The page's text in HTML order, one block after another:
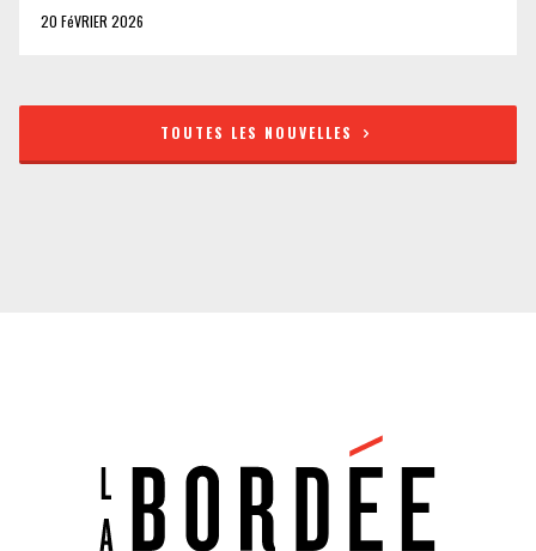
20 FéVRIER 2026
TOUTES LES NOUVELLES